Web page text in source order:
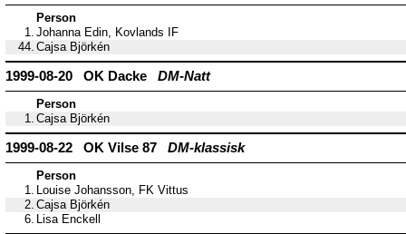
Person
1. Johanna Edin, Kovlands IF
44. Cajsa Björkén
1999-08-20 OK Dacke DM-Natt
Person
1. Cajsa Björkén
1999-08-22 OK Vilse 87 DM-klassisk
Person
1. Louise Johansson, FK Vittus
2. Cajsa Björkén
6. Lisa Enckell